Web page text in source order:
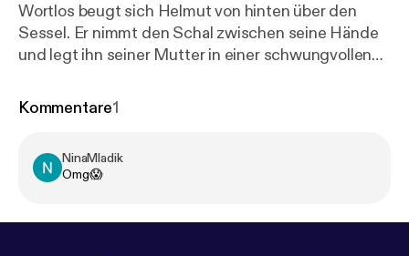
Wortlos beugt sich Helmut von hinten über den
Sessel. Er nimmt den Schal zwischen seine Hände
und legt ihn seiner Mutter in einer schwungvollen
und Kraft, die er sich selbst gar nicht zugetraut
zusammen.“
Kommentare1
NinaMladik
Omg😱